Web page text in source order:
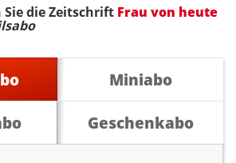
Sie die Zeitschrift Frau von heute
Miniabo
Geschenkabo